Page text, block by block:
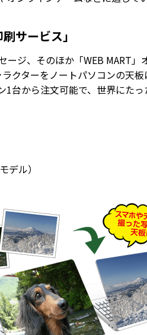
サービス」
ジ、そのほか「WEB MART
クターをノートパソコンの天
台から注文可能で、世界にた
デル）